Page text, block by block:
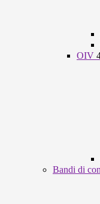
OIV
Bandi di